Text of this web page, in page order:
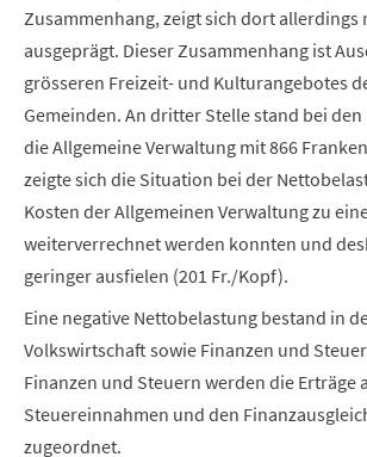
Zusammenhang, zeigt sich dort allerdings
ausgeprägt. Dieser Zusammenhang ist
grösseren Freizeit- und Kulturangebotes
Gemeinden. An dritter Stelle stand bei
die Allgemeine Verwaltung mit 866
zeigte sich die Situation bei der
Kosten der Allgemeinen Verwaltung zu
weiterverrechnet werden konnten und
geringer ausfielen (201 Fr./Kopf).
Eine negative Nettobelastung bestand in
Volkswirtschaft sowie Finanzen und
Finanzen und Steuern werden die Erträge
Steuereinnahmen und den
zugeordnet.